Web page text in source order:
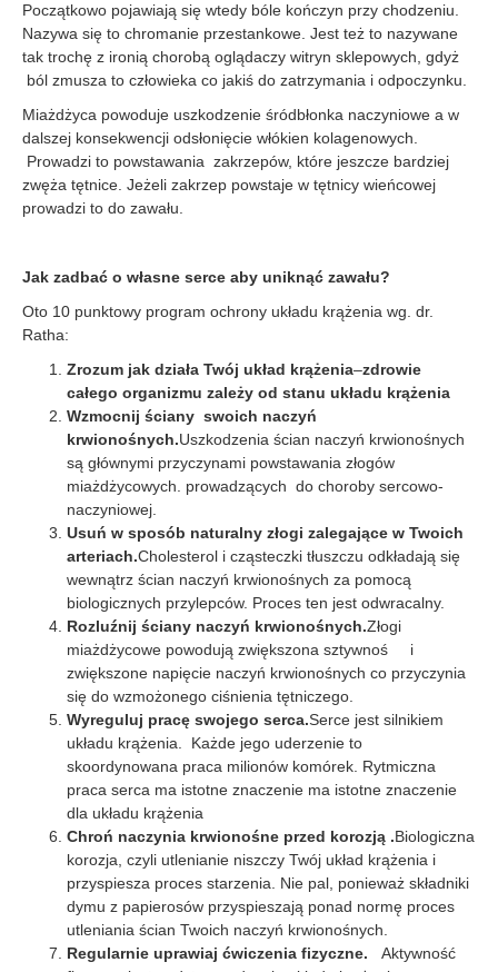
Początkowo pojawiają się wtedy bóle kończyn przy chodzeniu.
Nazywa się to chromanie przestankowe. Jest też to nazywane
tak trochę z ironią chorobą oglądaczy witryn sklepowych, gdyż
ból zmusza to człowieka co jakiś do zatrzymania i odpoczynku.
Miażdżyca powoduje uszkodzenie śródbłonka naczyniowe a w
dalszej konsekwencji odsłonięcie włókien kolagenowych.
Prowadzi to powstawania zakrzepów, które jeszcze bardziej
zwęża tętnice. Jeżeli zakrzep powstaje w tętnicy wieńcowej
prowadzi to do zawału.
Jak zadbać o własne serce aby uniknąć zawału?
Oto 10 punktowy program ochrony układu krążenia wg. dr.
Ratha:
Zrozum jak działa Twój układ krążenia–zdrowie
całego organizmu zależy od stanu układu krążenia
Wzmocnij ściany swoich naczyń
krwionośnych.Uszkodzenia ścian naczyń krwionośnych
są głównymi przyczynami powstawania złogów
miażdżycowych. prowadzących do choroby sercowo-
naczyniowej.
Usuń w sposób naturalny złogi zalegające w Twoich
arteriach.Cholesterol i cząsteczki tłuszczu odkładają się
wewnątrz ścian naczyń krwionośnych za pomocą
biologicznych przylepców. Proces ten jest odwracalny.
Rozluźnij ściany naczyń krwionośnych.Złogi
miażdżycowe powodują zwiększona sztywnoś i
zwiększone napięcie naczyń krwionośnych co przyczynia
się do wzmożonego ciśnienia tętniczego.
Wyreguluj pracę swojego serca.Serce jest silnikiem
układu krążenia. Każde jego uderzenie to
skoordynowana praca milionów komórek. Rytmiczna
praca serca ma istotne znaczenie ma istotne znaczenie
dla układu krążenia
Chroń naczynia krwionośne przed korozją .Biologiczna
korozja, czyli utlenianie niszczy Twój układ krążenia i
przyspiesza proces starzenia. Nie pal, ponieważ składniki
dymu z papierosów przyspieszają ponad normę proces
utleniania ścian Twoich naczyń krwionośnych.
Regularnie uprawiaj ćwiczenia fizyczne. Aktywność